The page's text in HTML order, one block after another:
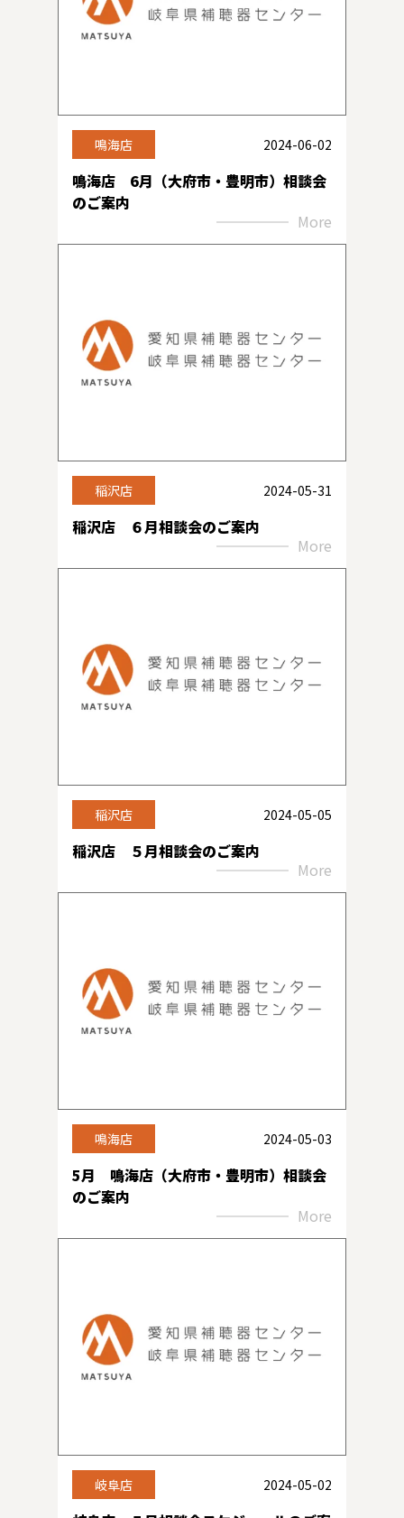
2024-06-02
鳴海店 6月（大府市・豊明市）相談会
のご案内
More
鳴海店
2024-05-31
稲沢店 ６月相談会のご案内
More
稲沢店
2024-05-05
稲沢店 ５月相談会のご案内
More
稲沢店
2024-05-03
5月 鳴海店（大府市・豊明市）相談会
のご案内
More
鳴海店
2024-05-02
岐阜店